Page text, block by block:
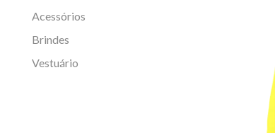
Acessórios
Brindes
Vestuário